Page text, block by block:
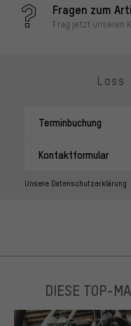
Fragen zum
Frag jetzt unseren
Terminbuchung
Kontaktformular
Unsere Datenschutzerklärung
DIESE TOP-